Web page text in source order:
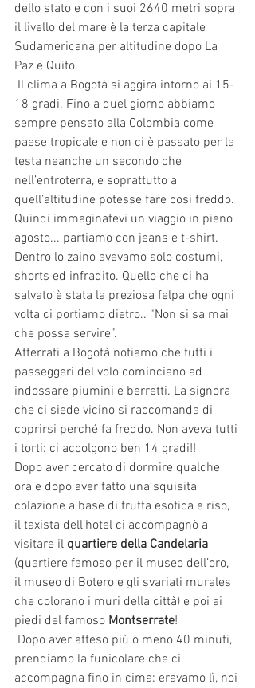
dello stato e con i suoi 2640 metri sopra
il livello del mare è la terza capitale
Sudamericana per altitudine dopo La
Paz e Quito.
18 gradi. Fino a quel giorno abbiamo
sempre pensato alla Colombia come
paese tropicale e non ci è passato per la
testa neanche un secondo che
nell’entroterra, e soprattutto a
quell’altitudine potesse fare cosi freddo.
Quindi immaginatevi un viaggio in pieno
agosto... partiamo con jeans e t-shirt.
Dentro lo zaino avevamo solo costumi,
shorts ed infradito. Quello che ci ha
salvato è stata la preziosa felpa che ogni
volta ci portiamo dietro.. “Non si sa mai
che possa servire”.
Atterrati a Bogotà notiamo che tutti i
passeggeri del volo cominciano ad
indossare piumini e berretti. La signora
che ci siede vicino si raccomanda di
coprirsi perché fa freddo. Non aveva tutti
i torti: ci accolgono ben 14 gradi!!
Dopo aver cercato di dormire qualche
ora e dopo aver fatto una squisita
colazione a base di frutta esotica e riso,
il taxista dell’hotel ci accompagnò a
visitare il quartiere della Candelaria
(quartiere famoso per il museo dell’oro,
il museo di Botero e gli svariati murales
che colorano i muri della città) e poi ai
piedi del famoso Montserrate!
prendiamo la funicolare che ci
accompagna fino in cima: eravamo lì, noi